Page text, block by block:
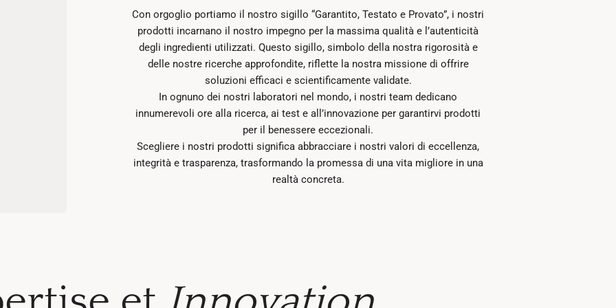
Con orgoglio portiamo il nostro sigillo “Garantito, Testato e Provato”, i nostri
prodotti incarnano il nostro impegno per la massima qualità e l’autenticità
degli ingredienti utilizzati. Questo sigillo, simbolo della nostra rigorosità e
delle nostre ricerche approfondite, riflette la nostra missione di offrire
soluzioni efficaci e scientificamente validate.
In ognuno dei nostri laboratori nel mondo, i nostri team dedicano
innumerevoli ore alla ricerca, ai test e all’innovazione per garantirvi prodotti
per il benessere eccezionali.
Scegliere i nostri prodotti significa abbracciare i nostri valori di eccellenza,
integrità e trasparenza, trasformando la promessa di una vita migliore in una
realtà concreta.